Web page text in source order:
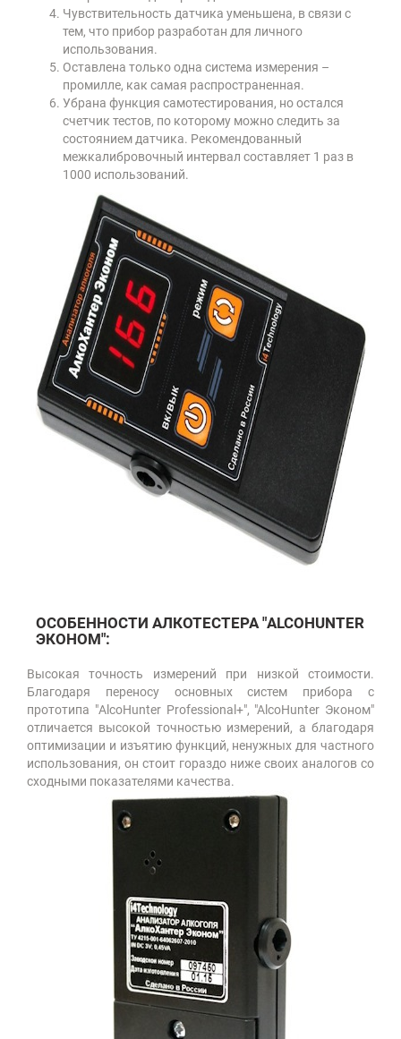
Чувствительность датчика уменьшена, в связи с
тем, что прибор разработан для личного
использования.
Оставлена только одна система измерения –
промилле, как самая распространенная.
Убрана функция самотестирования, но остался
счетчик тестов, по которому можно следить за
состоянием датчика. Рекомендованный
межкалибровочный интервал составляет 1 раз в
1000 использований.
ОСОБЕННОСТИ АЛКОТЕСТЕРА "ALCOHUNTER
ЭКОНОМ":
Высокая точность измерений при низкой стоимости.
Благодаря переносу основных систем прибора с
прототипа "AlcoHunter Professional+", "AlcoHunter Эконом"
отличается высокой точностью измерений, а благодаря
оптимизации и изъятию функций, ненужных для частного
использования, он стоит гораздо ниже своих аналогов со
сходными показателями качества.